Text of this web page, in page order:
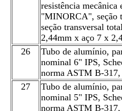
resistência
"MINORCA", seção
seção transversal
2,44mm x aço 7 x
26
Tubo de alumínio,
nominal 6" IPS,
norma ASTM B-317,
27
Tubo de alumínio,
nominal 5" IPS,
norma ASTM B-317,